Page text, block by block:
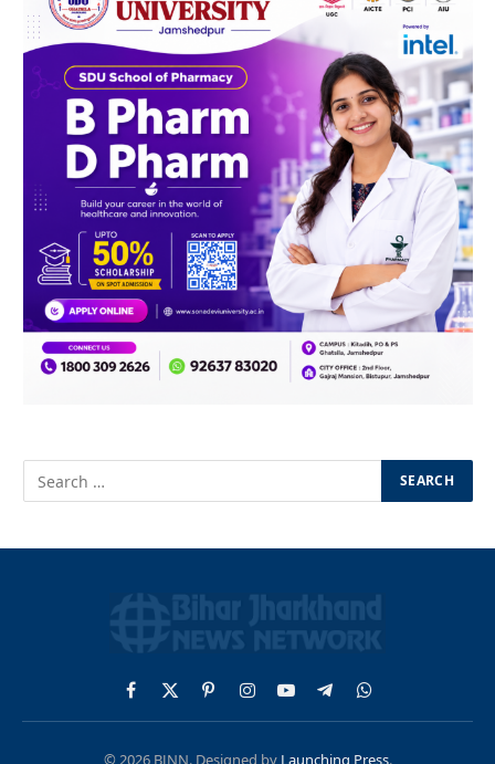
Facebook
X
(Twitter)
PinterestInstagram
YouTubeTelegramWhatsApp
© 2026 BJNN. Designed by Launching Press.